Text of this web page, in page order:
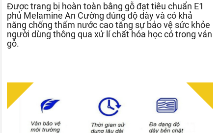
Được trang bị hoàn toàn bằng gỗ đạt tiêu chuẩn E1
phủ Melamine An Cường đúng độ dày và có khả
năng chống thấm nước cao tăng sự bảo vệ sức khỏe
người dùng thông qua xử lí chất hóa học có trong ván
gỗ.